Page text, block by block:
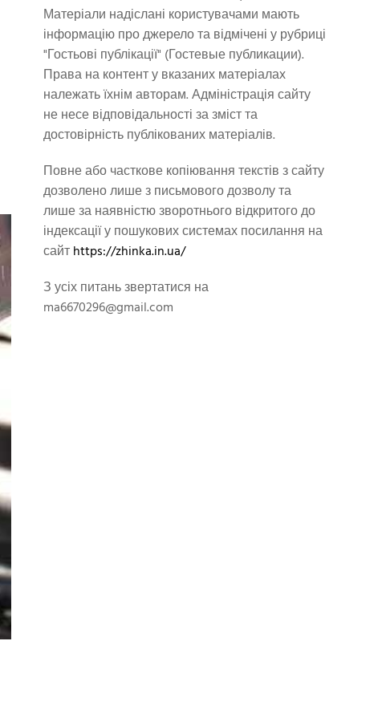
Матеріали надіслані користувачами мають
інформацію про джерело та відмічені у рубриці
"Гостьові публікації" (Гостевые публикации).
Права на контент у вказаних матеріалах
належать їхнім авторам. Адміністрація сайту
не несе відповідальності за зміст та
достовірність публікованих матеріалів.
Повне або часткове копіювання текстів з сайту
дозволено лише з письмового дозволу та
лише за наявністю зворотнього відкритого до
індексації у пошукових системах посилання на
сайтhttps://zhinka.in.ua/
З усіх питань звертатися на
ma6670296@gmail.com